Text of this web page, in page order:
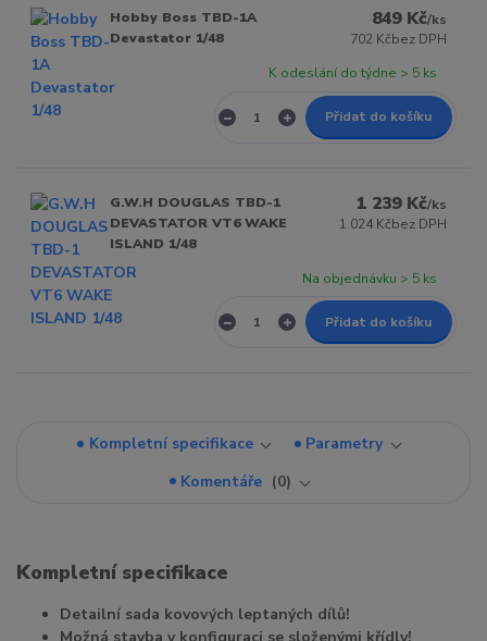
Hobby Boss TBD-1A
Devastator 1/48
849 Kč/ks
702 Kčbez DPH
K odeslání do týdne > 5 ks
Přidat do košíku
G.W.H DOUGLAS TBD-1
DEVASTATOR VT6 WAKE
ISLAND 1/48
1 239 Kč/ks
1 024 Kčbez DPH
Na objednávku > 5 ks
Přidat do košíku
Kompletní specifikace
Parametry
Komentáře
0
Kompletní specifikace
Detailní sada kovových leptaných dílů!